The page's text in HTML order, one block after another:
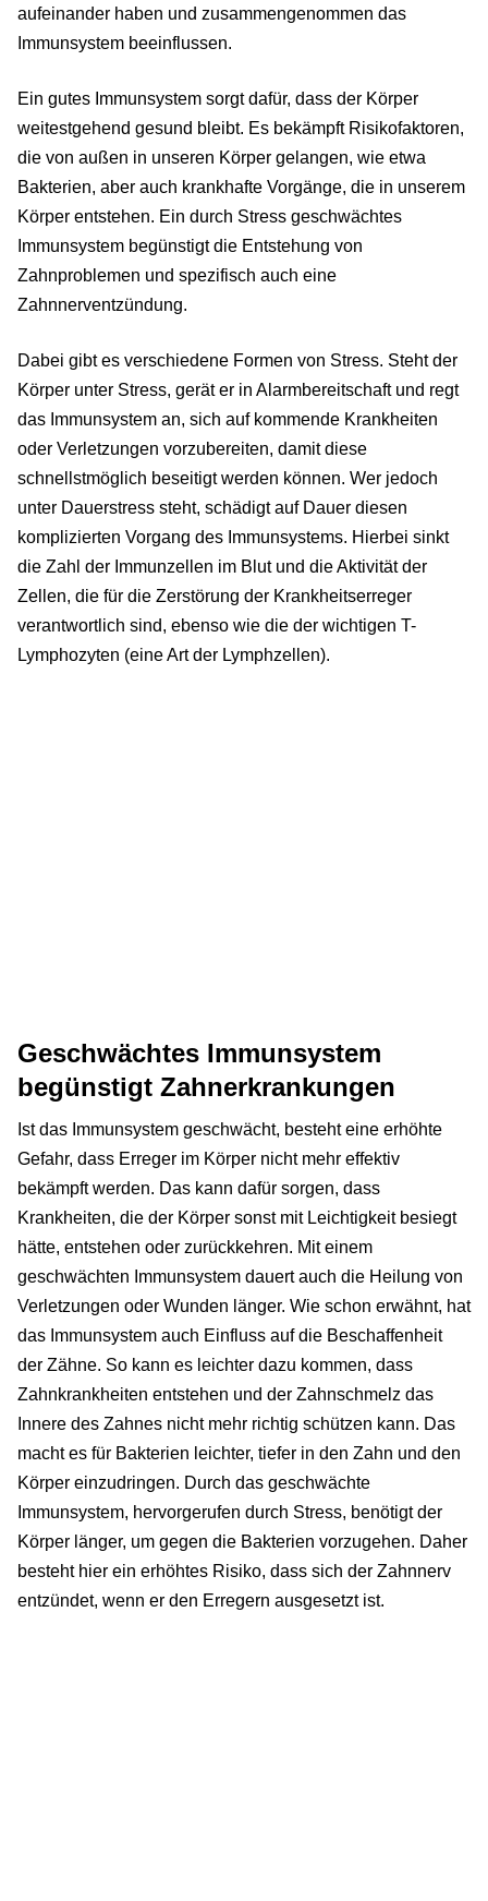
aufeinander haben und zusammengenommen das
Immunsystem beeinflussen.
Ein gutes Immunsystem sorgt dafür, dass der Körper
weitestgehend gesund bleibt. Es bekämpft Risikofaktoren,
die von außen in unseren Körper gelangen, wie etwa
Bakterien, aber auch krankhafte Vorgänge, die in unserem
Körper entstehen. Ein durch Stress geschwächtes
Immunsystem begünstigt die Entstehung von
Zahnproblemen und spezifisch auch eine
Zahnnerventzündung.
Dabei gibt es verschiedene Formen von Stress. Steht der
Körper unter Stress, gerät er in Alarmbereitschaft und regt
das Immunsystem an, sich auf kommende Krankheiten
oder Verletzungen vorzubereiten, damit diese
schnellstmöglich beseitigt werden können. Wer jedoch
unter Dauerstress steht, schädigt auf Dauer diesen
komplizierten Vorgang des Immunsystems. Hierbei sinkt
die Zahl der Immunzellen im Blut und die Aktivität der
Zellen, die für die Zerstörung der Krankheitserreger
verantwortlich sind, ebenso wie die der wichtigen T-
Lymphozyten (eine Art der Lymphzellen).
Geschwächtes Immunsystem
begünstigt Zahnerkrankungen
Ist das Immunsystem geschwächt, besteht eine erhöhte
Gefahr, dass Erreger im Körper nicht mehr effektiv
bekämpft werden. Das kann dafür sorgen, dass
Krankheiten, die der Körper sonst mit Leichtigkeit besiegt
hätte, entstehen oder zurückkehren. Mit einem
geschwächten Immunsystem dauert auch die Heilung von
Verletzungen oder Wunden länger. Wie schon erwähnt, hat
das Immunsystem auch Einfluss auf die Beschaffenheit
der Zähne. So kann es leichter dazu kommen, dass
Zahnkrankheiten entstehen und der Zahnschmelz das
Innere des Zahnes nicht mehr richtig schützen kann. Das
macht es für Bakterien leichter, tiefer in den Zahn und den
Körper einzudringen. Durch das geschwächte
Immunsystem, hervorgerufen durch Stress, benötigt der
Körper länger, um gegen die Bakterien vorzugehen. Daher
besteht hier ein erhöhtes Risiko, dass sich der Zahnnerv
entzündet, wenn er den Erregern ausgesetzt ist.